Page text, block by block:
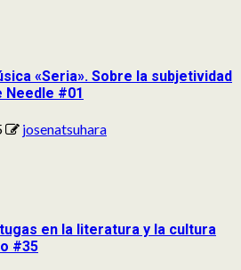
«Seria». Sobre la subjetividad
Needle #01
josenatsuhara
en la literatura y la cultura
#35